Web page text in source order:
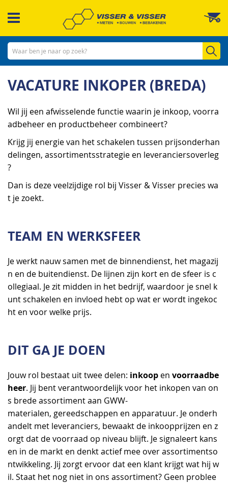
naar
inhoud
VACATURE INKOPER (BREDA)
Wil jij een afwisselende functie waarin je inkoop, voorra
adbeheer en productbeheer combineert?
Krijg jij energie van het schakelen tussen prijsonderhan
delingen, assortimentsstrategie en leveranciersoverleg
?
Dan is deze veelzijdige rol bij Visser & Visser precies wa
t je zoekt.
TEAM EN WERKSFEER
Je werkt nauw samen met de binnendienst, het magazij
n en de buitendienst. De lijnen zijn kort en de sfeer is c
ollegiaal. Je zit midden in het bedrijf, waardoor je snel k
unt schakelen en invloed hebt op wat er wordt ingekoc
ht en voor welke prijs.
DIT GA JE DOEN
Jouw rol bestaat uit twee delen: inkoop en voorraadbe
heer. Jij bent verantwoordelijk voor het inkopen van on
s brede assortiment aan GWW-
materialen, gereedschappen en apparatuur. Je onderh
andelt met leveranciers, bewaakt de inkoopprijzen en z
orgt dat de voorraad op niveau blijft. Je signaleert kans
en in de markt en denkt actief mee over assortimentso
ntwikkeling. Jij zorgt ervoor dat een klant krijgt wat hij w
il. Staat het nog niet in ons assortiment? Geen problee